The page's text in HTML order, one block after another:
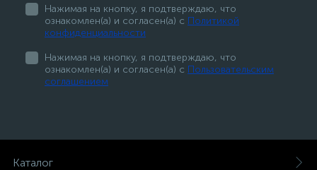
Нажимая на кнопку, я подтверждаю, что
ознакомлен(а) и согласен(а) с Политикой
конфиденциальности
Нажимая на кнопку, я подтверждаю, что
ознакомлен(а) и согласен(а) с Пользовательским
соглашением
Каталог